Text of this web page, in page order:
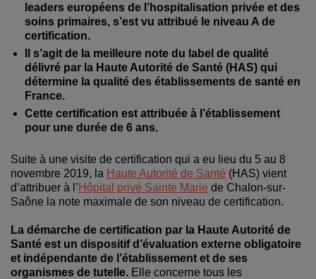
leaders européens de l’hospitalisation privée et des
soins primaires, s’est vu attribué le niveau A de
certification.
Il s’agit de la meilleure note du label de qualité
délivré par la Haute Autorité de Santé (HAS) qui
détermine la qualité des établissements de santé en
France.
Cette certification est attribuée à l’établissement
pour une durée de 6 ans.
Suite à une visite de certification qui a eu lieu du 5 au 8
novembre 2019, la Haute Autorité de Santé (HAS) vient
d’attribuer à l’ Hôpital privé Sainte Marie de Chalon-sur-
Saône la note maximale de son niveau de certification.
La démarche de certification par la Haute Autorité de
Santé est un dispositif d’évaluation externe obligatoire
et indépendante de l’établissement et de ses
organismes de tutelle. Elle concerne tous les